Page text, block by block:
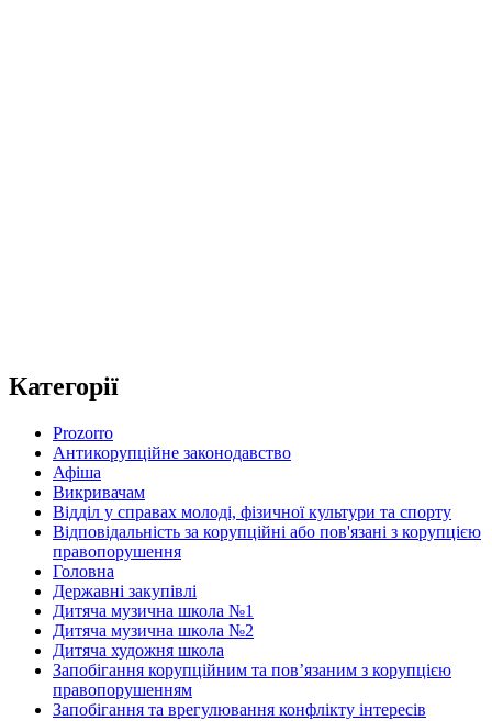
Категорії
Prozorro
Антикорупційне законодавство
Афіша
Викривачам
Відділ у справах молоді, фізичної культури та спорту
Відповідальність за корупційні або пов'язані з корупцією
правопорушення
Головна
Державні закупівлі
Дитяча музична школа №1
Дитяча музична школа №2
Дитяча художня школа
Запобігання корупційним та пов’язаним з корупцією
правопорушенням
Запобігання та врегулювання конфлікту інтересів